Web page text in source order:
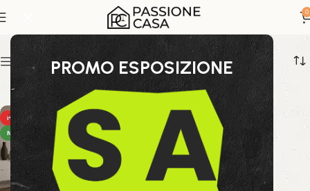
PROMO ESPOSIZIONE
0
con struttura
Show sidebar
HOT
NEW